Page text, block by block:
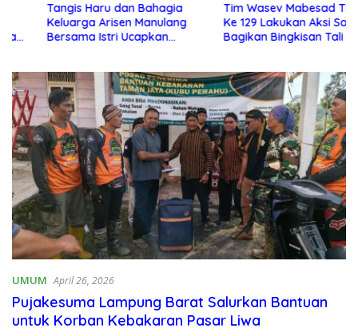
Tangis Haru dan Bahagia
Keluarga Arisen Manulang
Bersama Istri Ucapkan
Semakin Jaya
Tim Wasev Mabesad TMMD
Ke 129 Lakukan Aksi Sosial
Bagikan Bingkisan Tali Asih
UMUM April 26, 2026
Pujakesuma Lampung Barat Salurkan Bantuan
untuk Korban Kebakaran Pasar Liwa